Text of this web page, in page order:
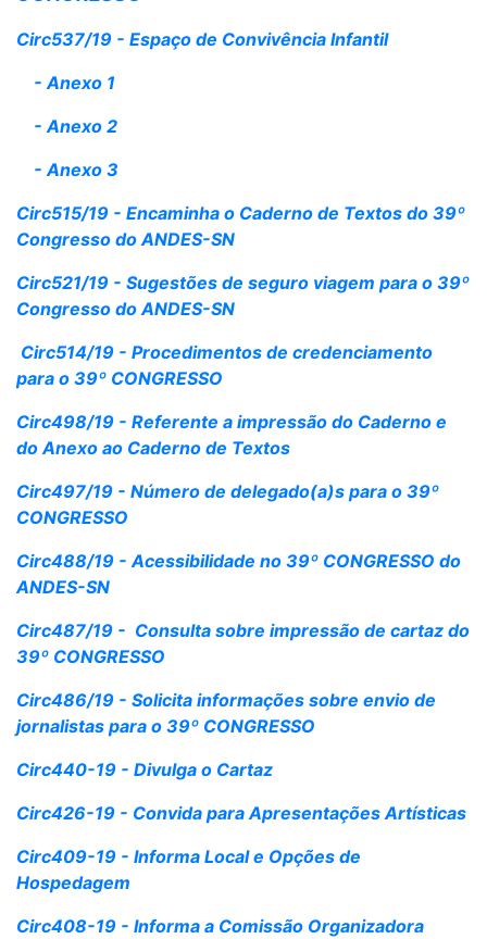
Circ537/19 - Espaço de Convivência Infantil
- Anexo 1
- Anexo 2
- Anexo 3
Circ515/19 - Encaminha o Caderno de Textos do 39º
Congresso do ANDES-SN
Circ521/19 - Sugestões de seguro viagem para o 39º
Congresso do ANDES-SN
Circ514/19 - Procedimentos de credenciamento
para o 39º CONGRESSO
Circ498/19 - Referente a impressão do Caderno e
do Anexo ao Caderno de Textos
Circ497/19 - Número de delegado(a)s para o 39º
CONGRESSO
Circ488/19 - Acessibilidade no 39º CONGRESSO do
ANDES-SN
Circ487/19 - Consulta sobre impressão de cartaz do
39º CONGRESSO
Circ486/19 - Solicita informações sobre envio de
jornalistas para o 39º CONGRESSO
Circ440-19 - Divulga o Cartaz
Circ426-19 - Convida para Apresentações Artísticas
Circ409-19 - Informa Local e Opções de
Hospedagem
Circ408-19 - Informa a Comissão Organizadora